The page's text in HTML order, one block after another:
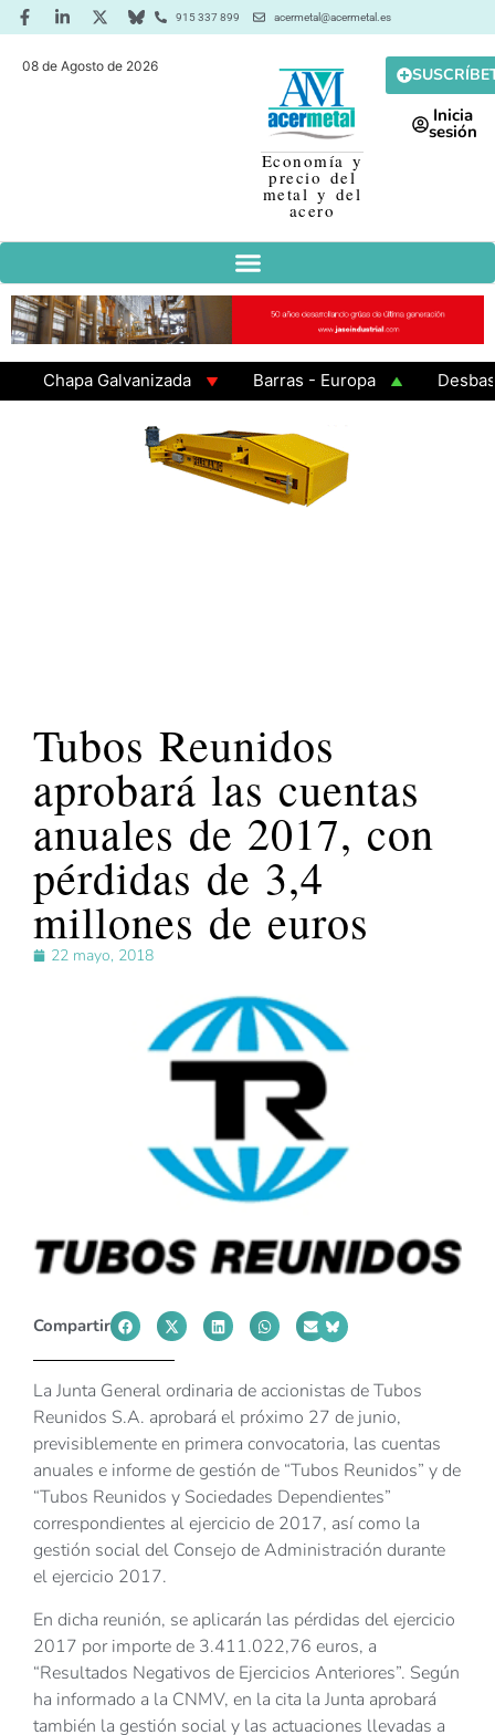
915 337 899 acermetal@acermetal.es
08 de Agosto de 2026
Economía y
precio del
metal y del
acero
Inicia
sesión
Chapa Galvanizada Barras - Europa
Desbaste
Tubos Reunidos
aprobará las cuentas
anuales de 2017, con
pérdidas de 3,4
millones de euros
22 mayo, 2018
Compartir
La Junta General ordinaria de accionistas de Tubos
Reunidos S.A. aprobará el próximo 27 de junio,
previsiblemente en primera convocatoria, las cuentas
anuales e informe de gestión de “Tubos Reunidos” y de
“Tubos Reunidos y Sociedades Dependientes”
correspondientes al ejercicio de 2017, así como la
gestión social del Consejo de Administración durante
el ejercicio 2017.
En dicha reunión, se aplicarán las pérdidas del ejercicio
2017 por importe de 3.411.022,76 euros, a
“Resultados Negativos de Ejercicios Anteriores”. Según
ha informado a la CNMV, en la cita la Junta aprobará
también la gestión social y las actuaciones llevadas a